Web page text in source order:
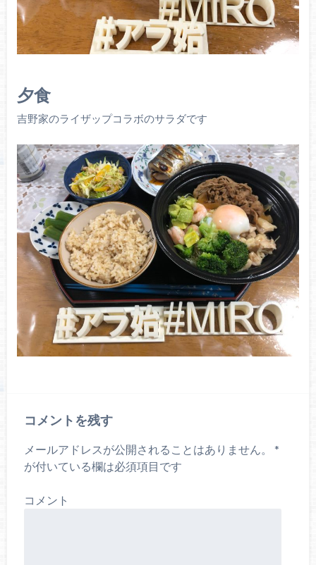
夕食
吉野家のライザップコラボのサラダです
コメントを残す
メールアドレスが公開されることはありません。
*
が付いている欄は必須項目です
コメント